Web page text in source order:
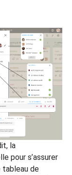
la
pour s’assurer
tableau de